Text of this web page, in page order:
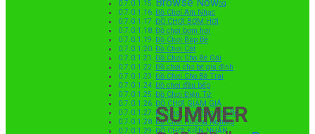
Đệm Xốp Dán Tường
Đồ Chơi Âm Nhạc
ĐỒ CHƠI BƠM HƠI
Đồ chơi bơm hơi
Đồ Chơi Búp Bê
Đồ Chơi Cát
Đồ Chơi Cho Bé Gái
Đồ chơi cho bé gia đình
Đồ Chơi Cho Bé Trai
Đồ chơi đầu bếp
Đồ Chơi Điện Tử
ĐỒ CHƠI GIẢM GIÁ
Đồ Chơi Học Tập Cho Bé
Đồ Chơi Hướng Nghiệp
ĐỒ CHƠI KIÊN NHẪN
SUMMER